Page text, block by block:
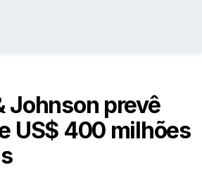
Johnson prevê
US$ 400 milhões